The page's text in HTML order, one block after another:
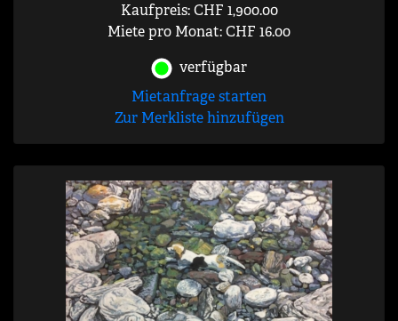
Kaufpreis: CHF 1,900.00
Miete pro Monat: CHF 16.00
verfügbar
Mietanfrage starten
Zur Merkliste hinzufügen